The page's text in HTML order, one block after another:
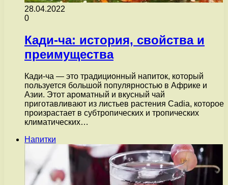
28.04.2022
0
Кади-ча: история, свойства и
преимущества
Кади-ча — это традиционный напиток, который
пользуется большой популярностью в Африке и
Азии. Этот ароматный и вкусный чай
приготавливают из листьев растения Cadia, которое
произрастает в субтропических и тропических
климатических…
Напитки